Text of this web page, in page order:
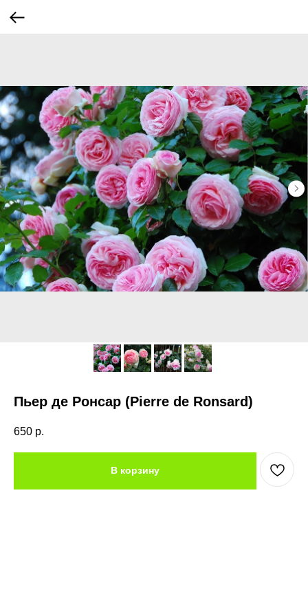
Пьер де Ронсар (Pierre de Ronsard)
650 р.
В корзину